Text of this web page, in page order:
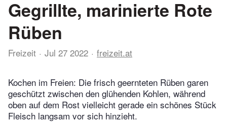
Gegrillte, marinierte Rote
Rüben
Freizeit Jul 27 2022 freizeit.at
Kochen im Freien: Die frisch geernteten Rüben garen
geschützt zwischen den glühenden Kohlen, während
oben auf dem Rost vielleicht gerade ein schönes Stück
Fleisch langsam vor sich hinzieht.